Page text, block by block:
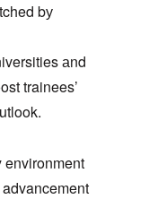
bу
аnd
trainees’